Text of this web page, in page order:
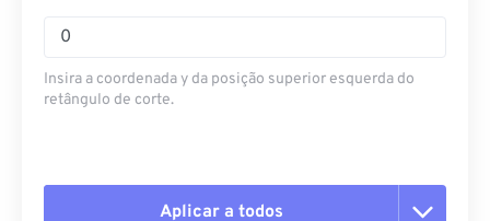
Insira a coordenada y da posição superior esquerda do
retângulo de corte.
Aplicar a todos